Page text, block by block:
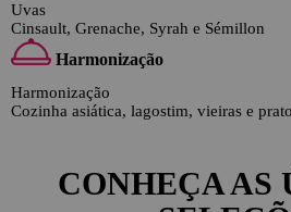
Uvas
Cinsault, Grenache, Syrah e Sémillon
Harmonização
Harmonização
Cozinha asiática, lagostim, vieiras e
CONHEÇA AS